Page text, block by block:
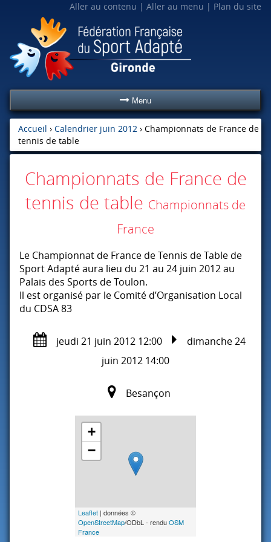
Aller au contenu Aller au menu Plan du site
Menu
Accueil ›Calendrier juin 2012 ›Championnats de France de
tennis de table
Championnats de France de
tennis de table Championnats de
France
Le Championnat de France de Tennis de Table de
Sport Adapté aura lieu du 21 au 24 juin 2012 au
Palais des Sports de Toulon.
Il est organisé par le Comité d’Organisation Local
du CDSA83
jeudi 21 juin 2012 12:00
dimanche 24
juin 2012 14:00
Besançon
+
−
Leaflet | données ©
OpenStreetMap/ODbL - renduOSM
France